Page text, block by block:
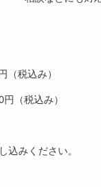
税込み）
（税込み）
込みください。